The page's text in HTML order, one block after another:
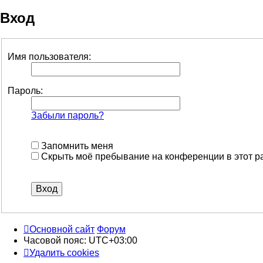
Вход
Имя пользователя:
Пароль:
Забыли пароль?
Запомнить меня
Скрыть моё пребывание на конференции в этот
Основной сайт Форум
Часовой пояс: UTC+03:00
Удалить cookies